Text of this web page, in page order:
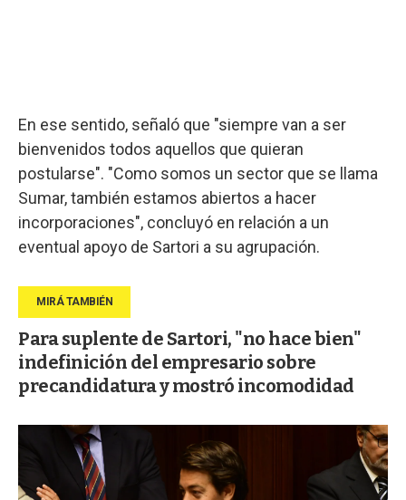
En ese sentido, señaló que "siempre van a ser
bienvenidos todos aquellos que quieran
postularse". "Como somos un sector que se llama
Sumar, también estamos abiertos a hacer
incorporaciones", concluyó en relación a un
eventual apoyo de Sartori a su agrupación.
Para suplente de Sartori, "no hace bien"
indefinición del empresario sobre
precandidatura y mostró incomodidad